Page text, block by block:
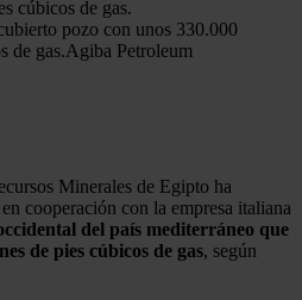
pozo con unos 330.000
de gas.Agiba Petroleum
Minerales de Egipto ha
cooperación con la empresa italiana
del país mediterráneo que
de pies cúbicos de gas, según